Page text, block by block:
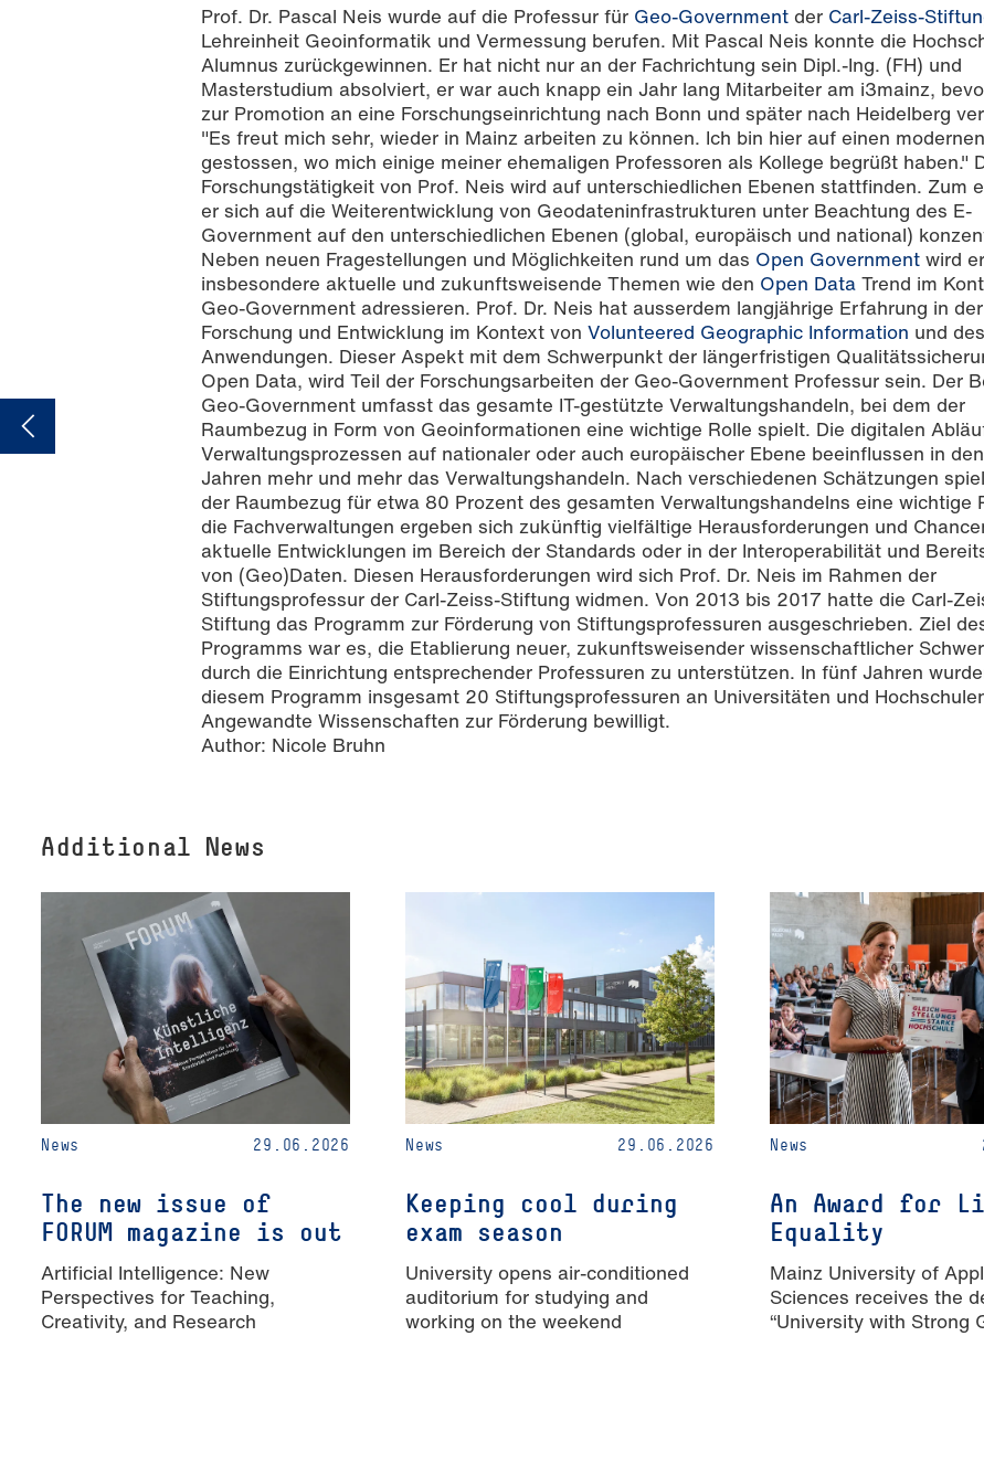
Prof. Dr. Pascal Neis (Foto: Svenja Schwerdtfeger, Hochschule Mainz)
Prof. Dr. Pascal Neis wurde auf die Professur für Geo-Government der Carl-Zeiss-
Lehreinheit Geoinformatik und Vermessung berufen. Mit Pascal Neis konnte die
Alumnus zurückgewinnen. Er hat nicht nur an der Fachrichtung sein Dipl.-Ing. (FH) und
Masterstudium absolviert, er war auch knapp ein Jahr lang Mitarbeiter am i3mainz,
zur Promotion an eine Forschungseinrichtung nach Bonn und später nach Heidelberg
"Es freut mich sehr, wieder in Mainz arbeiten zu können. Ich bin hier auf einen
gestossen, wo mich einige meiner ehemaligen Professoren als Kollege begrüßt haben."
Forschungstätigkeit von Prof. Neis wird auf unterschiedlichen Ebenen stattfinden. Zum
er sich auf die Weiterentwicklung von Geodateninfrastrukturen unter Beachtung des E-
Government auf den unterschiedlichen Ebenen (global, europäisch und national)
Neben neuen Fragestellungen und Möglichkeiten rund um das Open Government wird er
insbesondere aktuelle und zukunftsweisende Themen wie den Open Data Trend im
Geo-Government adressieren. Prof. Dr. Neis hat ausserdem langjährige Erfahrung in der
Forschung und Entwicklung im Kontext von Volunteered Geographic Information und
Anwendungen. Dieser Aspekt mit dem Schwerpunkt der längerfristigen
Open Data, wird Teil der Forschungsarbeiten der Geo-Government Professur sein. Der
Geo-Government umfasst das gesamte IT-gestützte Verwaltungshandeln, bei dem der
Raumbezug in Form von Geoinformationen eine wichtige Rolle spielt. Die digitalen
Verwaltungsprozessen auf nationaler oder auch europäischer Ebene beeinflussen in
Jahren mehr und mehr das Verwaltungshandeln. Nach verschiedenen Schätzungen
der Raumbezug für etwa 80 Prozent des gesamten Verwaltungshandelns eine wichtige
die Fachverwaltungen ergeben sich zukünftig vielfältige Herausforderungen und
aktuelle Entwicklungen im Bereich der Standards oder in der Interoperabilität und
von (Geo)Daten. Diesen Herausforderungen wird sich Prof. Dr. Neis im Rahmen der
Stiftungsprofessur der Carl-Zeiss-Stiftung widmen. Von 2013 bis 2017 hatte die Carl-
Stiftung das Programm zur Förderung von Stiftungsprofessuren ausgeschrieben. Ziel
Programms war es, die Etablierung neuer, zukunftsweisender wissenschaftlicher
durch die Einrichtung entsprechender Professuren zu unterstützen. In fünf Jahren
diesem Programm insgesamt 20 Stiftungsprofessuren an Universitäten und
Angewandte Wissenschaften zur Förderung bewilligt.
Author: Nicole Bruhn
Additional News
News 29.06.2026
The new issue of
FORUM magazine is out
Artificial Intelligence: New
Perspectives for Teaching,
Creativity, and Research
News 29.06.2026
Keeping cool during
exam season
University opens air-conditioned
auditorium for studying and
working on the weekend
News
An Award for
Equality
Mainz University of
Sciences receives the
“University with Strong